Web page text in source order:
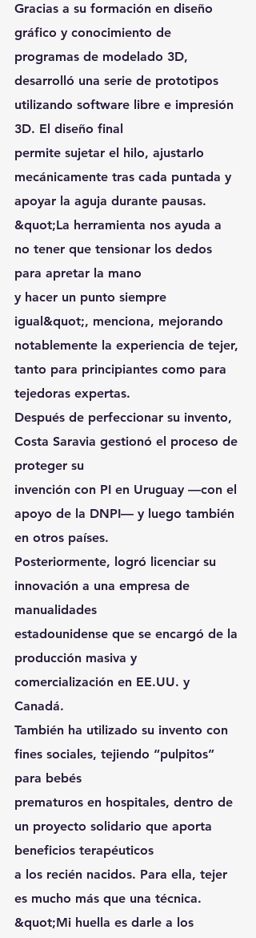
Gracias a su formación en diseño
gráfico y conocimiento de
programas de modelado 3D,
desarrolló una serie de prototipos
utilizando software libre e impresión
3D. El diseño final
permite sujetar el hilo, ajustarlo
mecánicamente tras cada puntada y
apoyar la aguja durante pausas.
&quot;La herramienta nos ayuda a
no tener que tensionar los dedos
para apretar la mano
y hacer un punto siempre
igual&quot;, menciona, mejorando
notablemente la experiencia de tejer,
tanto para principiantes como para
tejedoras expertas.
Después de perfeccionar su invento,
Costa Saravia gestionó el proceso de
proteger su
invención con PI en Uruguay —con el
apoyo de la DNPI— y luego también
en otros países.
Posteriormente, logró licenciar su
innovación a una empresa de
manualidades
estadounidense que se encargó de la
producción masiva y
comercialización en EE.UU. y
Canadá.
También ha utilizado su invento con
fines sociales, tejiendo “pulpitos”
para bebés
prematuros en hospitales, dentro de
un proyecto solidario que aporta
beneficios terapéuticos
a los recién nacidos. Para ella, tejer
es mucho más que una técnica.
&quot;Mi huella es darle a los